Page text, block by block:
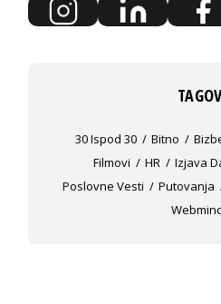
30 Ispod 30 Bitno
Filmovi
HR Izjava
Poslovne Vesti
Putovanja